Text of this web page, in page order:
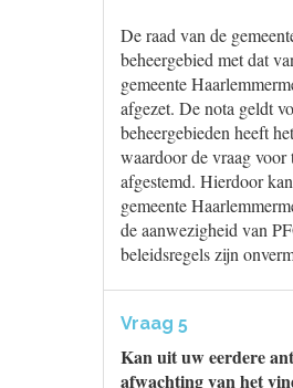
De raad van de
beheergebied met dat
gemeente
afgezet. De nota geldt
beheergebieden heeft
waardoor de vraag voor
afgestemd. Hierdoor
gemeente
de aanwezigheid van
beleidsregels zijn
Vraag 5
Kan uit uw eerdere
afwachting van het